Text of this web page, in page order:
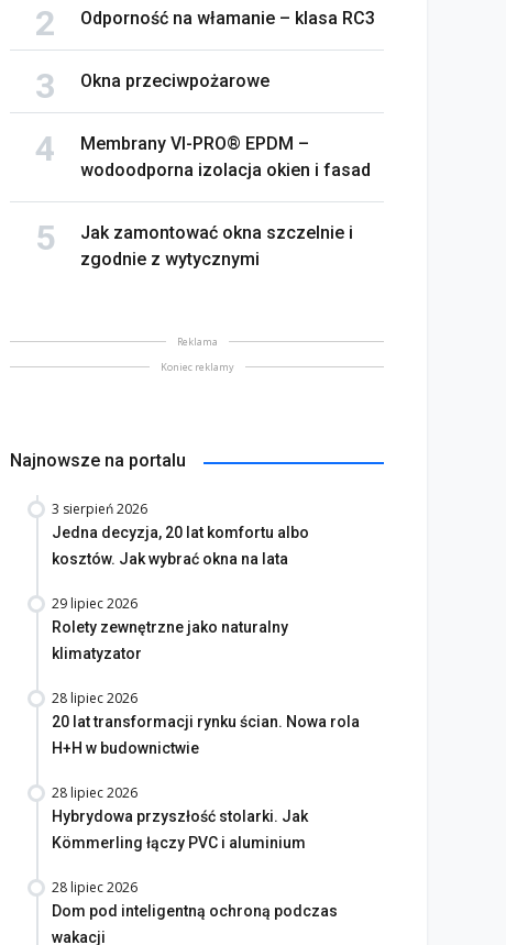
FAKRO dla Twojego domu
31 marzec 2026
bramy aż po elewację
Odporność na włamanie – klasa RC3
Okna przeciwpożarowe
Membrany VI-PRO® EPDM –
wodoodporna izolacja okien i fasad
Jak zamontować okna szczelnie i
zgodnie z wytycznymi
Reklama
Koniec reklamy
Najnowsze na portalu
3 sierpień 2026
Jedna decyzja, 20 lat komfortu albo
kosztów. Jak wybrać okna na lata
29 lipiec 2026
Rolety zewnętrzne jako naturalny
klimatyzator
28 lipiec 2026
20 lat transformacji rynku ścian. Nowa rola
H+H w budownictwie
28 lipiec 2026
Hybrydowa przyszłość stolarki. Jak
Kömmerling łączy PVC i aluminium
28 lipiec 2026
Dom pod inteligentną ochroną podczas
wakacji